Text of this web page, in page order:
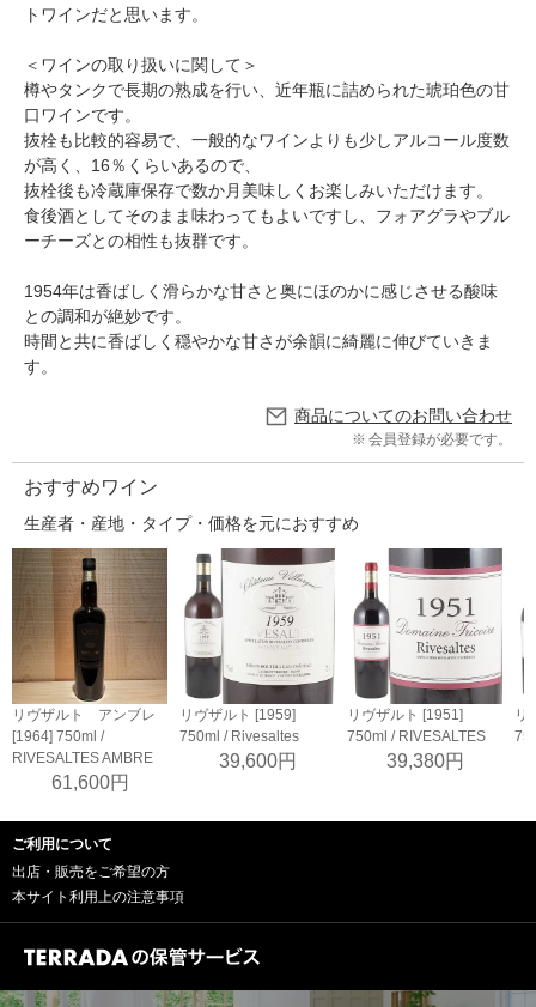
トワインだと思います。
＜ワインの取り扱いに関して＞
樽やタンクで長期の熟成を行い、近年瓶に詰められた琥珀色の甘
口ワインです。
抜栓も比較的容易で、一般的なワインよりも少しアルコール度数
が高く、16％くらいあるので、
抜栓後も冷蔵庫保存で数か月美味しくお楽しみいただけます。
食後酒としてそのまま味わってもよいですし、フォアグラやブル
ーチーズとの相性も抜群です。
1954年は香ばしく滑らかな甘さと奥にほのかに感じさせる酸味
との調和が絶妙です。
時間と共に香ばしく穏やかな甘さが余韻に綺麗に伸びていきま
す。
商品についてのお問い合わせ
会員登録が必要です。
おすすめワイン
生産者・産地・タイプ・価格を元におすすめ
リヴザルト アンブレ
[1964] 750ml /
RIVESALTES AMBRE
61,600円
リヴザルト [1959]
750ml / Rivesaltes
39,600円
リヴザルト [1951]
750ml / RIVESALTES
39,380円
リ
ご利用について
出店・販売をご希望の方
本サイト利用上の注意事項